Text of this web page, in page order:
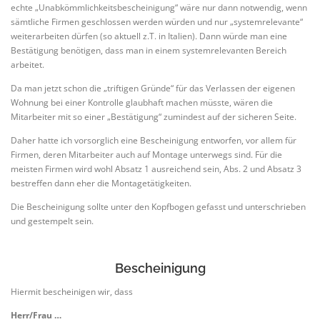
echte „Unabkömmlichkeitsbescheinigung“ wäre nur dann notwendig, wenn
sämtliche Firmen geschlossen werden würden und nur „systemrelevante“
weiterarbeiten dürfen (so aktuell z.T. in Italien). Dann würde man eine
Bestätigung benötigen, dass man in einem systemrelevanten Bereich
arbeitet.
Da man jetzt schon die „triftigen Gründe“ für das Verlassen der eigenen
Wohnung bei einer Kontrolle glaubhaft machen müsste, wären die
Mitarbeiter mit so einer „Bestätigung“ zumindest auf der sicheren Seite.
Daher hatte ich vorsorglich eine Bescheinigung entworfen, vor allem für
Firmen, deren Mitarbeiter auch auf Montage unterwegs sind. Für die
meisten Firmen wird wohl Absatz 1 ausreichend sein, Abs. 2 und Absatz 3
bestreffen dann eher die Montagetätigkeiten.
Die Bescheinigung sollte unter den Kopfbogen gefasst und unterschrieben
und gestempelt sein.
Bescheinigung
Hiermit bescheinigen wir, dass
Herr/Frau …